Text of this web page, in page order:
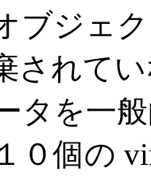
ブジェ
されて
タを一
０個の